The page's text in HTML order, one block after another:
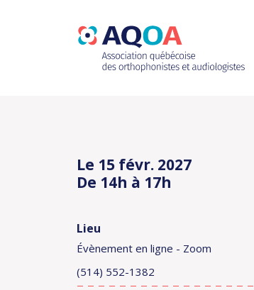
Le 15 févr. 2027
De 14h à 17h
Lieu
Évènement en ligne - Zoom
(514) 552-1382